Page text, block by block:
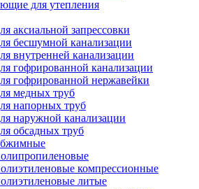
для утепления
аксиальной запрессовки
бесшумной канализации
внутренней канализации
гофрированной канализации
гофрированной нержавейки
медных труб
напорных труб
наружной канализации
обсадных труб
компрессионные
литые